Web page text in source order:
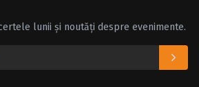
lunii și noutăți despre evenimente.